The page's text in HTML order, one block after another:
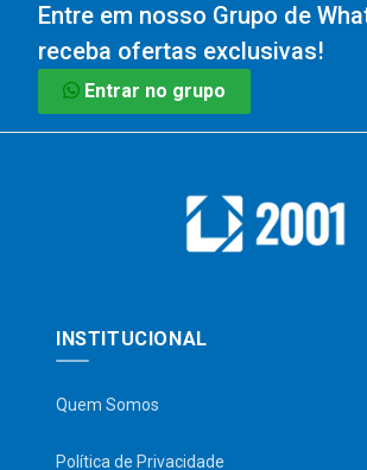
Entre em nosso Grupo de
receba ofertas exclusivas!
Entrar no grupo
INSTITUCIONAL
Quem Somos
Política de Privacidade